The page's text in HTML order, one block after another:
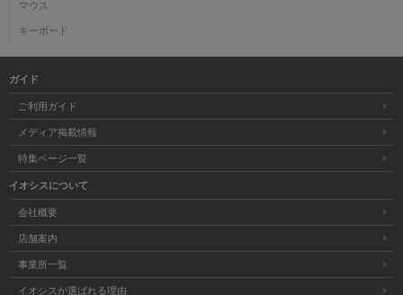
マウス
キーボード
ガイド
ご利用ガイド
メディア掲載情報
特集ページ一覧
イオシスについて
会社概要
店舗案内
事業所一覧
イオシスが選ばれる理由